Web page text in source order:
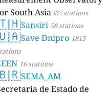
South Asia337 stations
Sansiri 58 stations
Save Dnipro 1815
16 stations
SEMA_AM
de Estado de